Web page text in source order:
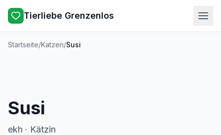
Tierliebe Grenzenlos
Startseite/Katzen/Susi
Susi
ekh · Kätzin